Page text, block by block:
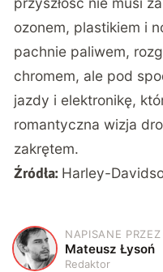
ozonem, plastikiem i
pachnie paliwem,
chromem, ale pod
jazdy i elektronikę,
romantyczna wizja
zakrętem.
Źródła: Harley-
M
NAPISANE PRZEZ
Mateusz Łysoń
Redaktor